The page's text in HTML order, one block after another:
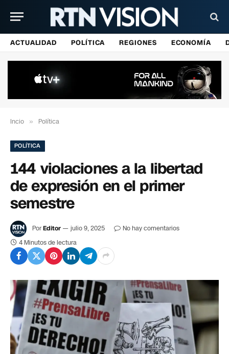
ACTUALIDAD POLÍTICA REGIONES ECONOMÍA
Incio » Política
POLÍTICA
144 violaciones a la libertad
de expresión en el primer
semestre
PorEditor julio 9, 2025
No hay comentarios
4 Minutos de lectura